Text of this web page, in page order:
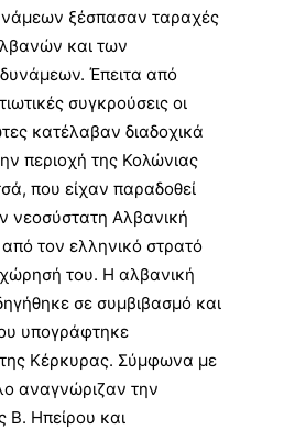
ξέσπασαν ταραχές
και των
Έπειτα από
συγκρούσεις οι
κατέλαβαν διαδοχικά
περιοχή της Κολώνιας
, που είχαν παραδοθεί
νεοσύστατη Αλβανική
τον ελληνικό στρατό
του. Η αλβανική
σε συμβιβασμό και
υπογράφτηκε
Κέρκυρας. Σύμφωνα με
αναγνώριζαν την
Β. Ηπείρου και